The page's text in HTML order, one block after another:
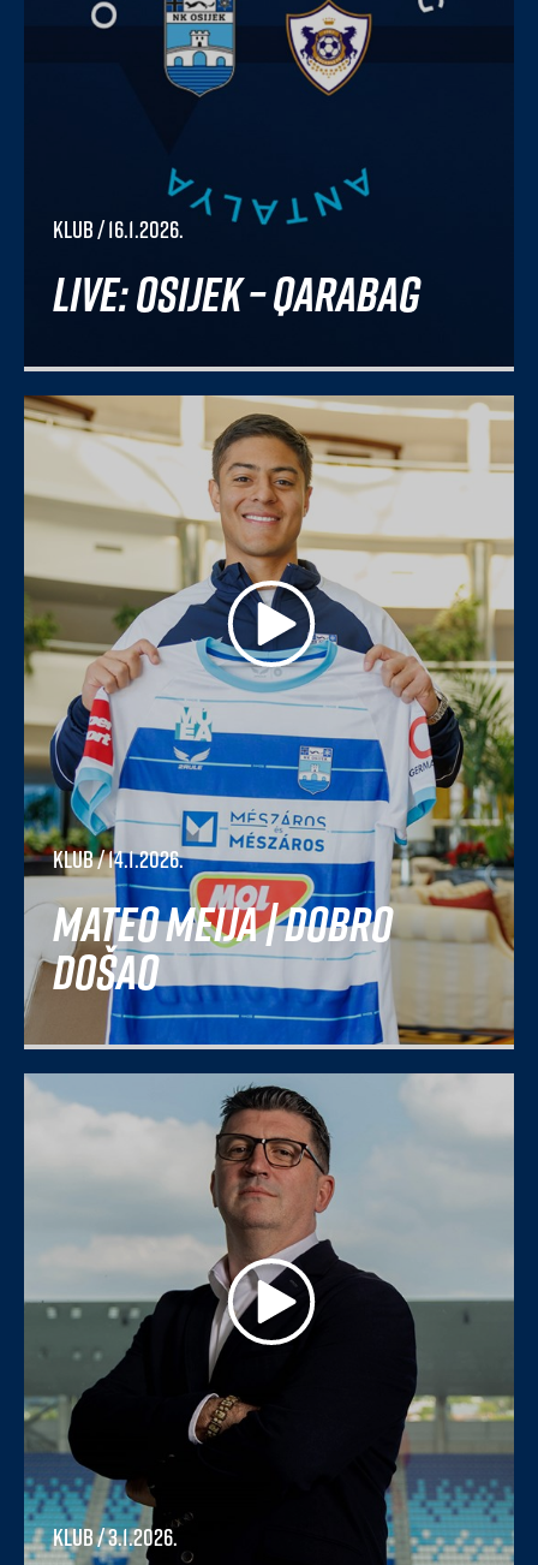
Klub/ 16.1.2026.
Live: Osijek – Qarabag
Klub/ 14.1.2026.
Mateo Meija | Dobro
došao
Klub/ 3.1.2026.